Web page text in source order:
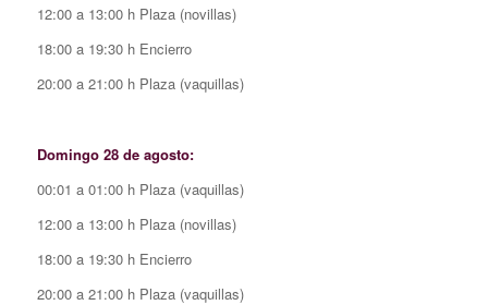
12:00 a 13:00 h Plaza (novillas)
18:00 a 19:30 h Encierro
20:00 a 21:00 h Plaza (vaquillas)
Domingo 28 de agosto:
00:01 a 01:00 h Plaza (vaquillas)
12:00 a 13:00 h Plaza (novillas)
18:00 a 19:30 h Encierro
20:00 a 21:00 h Plaza (vaquillas)